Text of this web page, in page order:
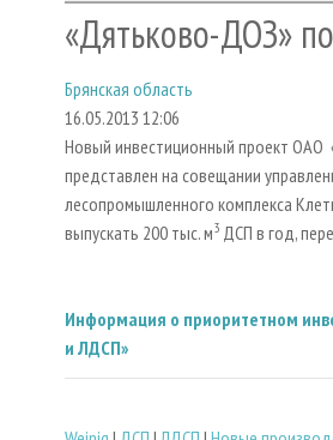
«Дятьково-ДОЗ»
Брянская область
16.05.2013 12:06
Новый инвестиционный проект ОАО
представлен на совещании
лесопромышленного комплекса
выпускать 200 тыс. м3 ДСП в год,
Информация о приоритетном
и ЛДСП»